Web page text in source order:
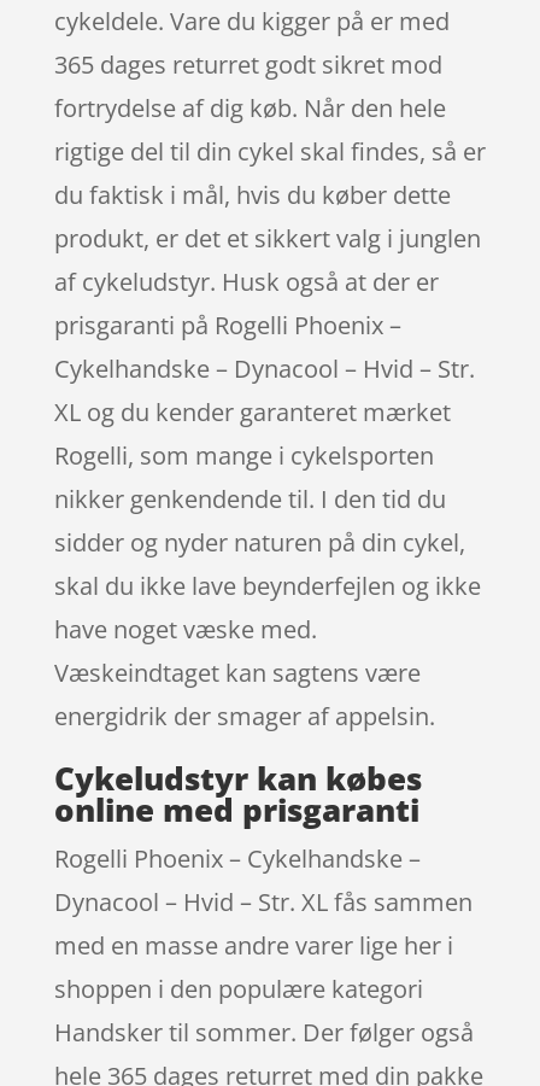
cykeldele. Vare du kigger på er med
365 dages returret godt sikret mod
fortrydelse af dig køb. Når den hele
rigtige del til din cykel skal findes, så er
du faktisk i mål, hvis du køber dette
produkt, er det et sikkert valg i junglen
af cykeludstyr. Husk også at der er
prisgaranti på Rogelli Phoenix –
Cykelhandske – Dynacool – Hvid – Str.
XL og du kender garanteret mærket
Rogelli, som mange i cykelsporten
nikker genkendende til. I den tid du
sidder og nyder naturen på din cykel,
skal du ikke lave beynderfejlen og ikke
have noget væske med.
Væskeindtaget kan sagtens være
energidrik der smager af appelsin.
Cykeludstyr kan købes
online med prisgaranti
Rogelli Phoenix – Cykelhandske –
Dynacool – Hvid – Str. XL fås sammen
med en masse andre varer lige her i
shoppen i den populære kategori
Handsker til sommer. Der følger også
hele 365 dages returret med din pakke